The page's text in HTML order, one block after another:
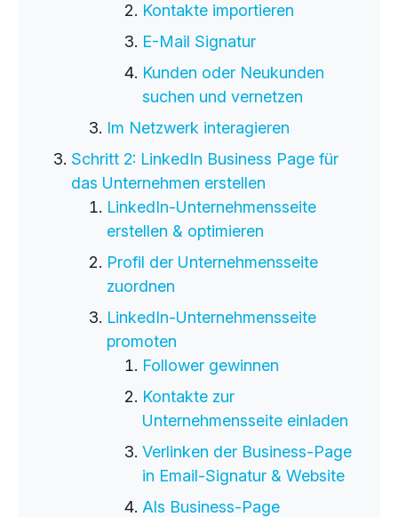
Kontakte importieren
E-Mail Signatur
Kunden oder Neukunden
suchen und vernetzen
Im Netzwerk interagieren
Schritt 2: LinkedIn Business Page für
das Unternehmen erstellen
LinkedIn-Unternehmensseite
erstellen & optimieren
Profil der Unternehmensseite
zuordnen
LinkedIn-Unternehmensseite
promoten
Follower gewinnen
Kontakte zur
Unternehmensseite einladen
Verlinken der Business-Page
in Email-Signatur & Website
Als Business-Page